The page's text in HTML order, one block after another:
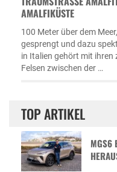
MALFIKÜSTE
100 Meter über dem
gesprengt und dazu
in Italien gehört mit ihren
Felsen zwischen der …
TOP ARTIKEL
MGS6